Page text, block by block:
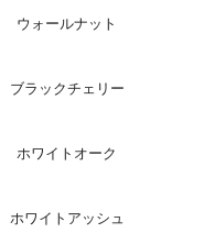
ウォールナット
ブラックチェリー
ホワイトオーク
ホワイトアッシュ